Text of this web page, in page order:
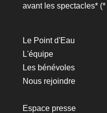
avant les spectacles* (*
Le Point d'Eau
L'équipe
Les bénévoles
Nous rejoindre
Espace presse